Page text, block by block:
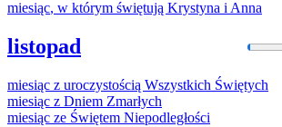
miesiąc, w którym świętują Krystyna i Anna
listopad
miesiąc z uroczystością Wszystkich Świętych
miesiąc z Dniem Zmarłych
miesiąc ze Świętem Niepodległości